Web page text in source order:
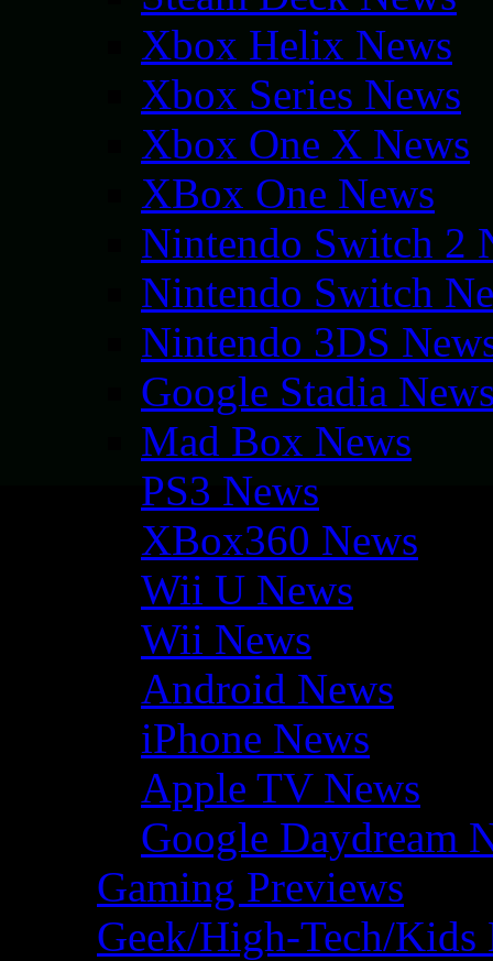
Xbox Helix News
Xbox Series News
Xbox One X News
XBox One News
Nintendo Switch 2
Nintendo Switch
Nintendo 3DS
Google Stadia
Mad Box News
PS3 News
XBox360 News
Wii U News
Wii News
Android News
iPhone News
Apple TV News
Google Daydream
Gaming Previews
Geek/High-Tech/Kids